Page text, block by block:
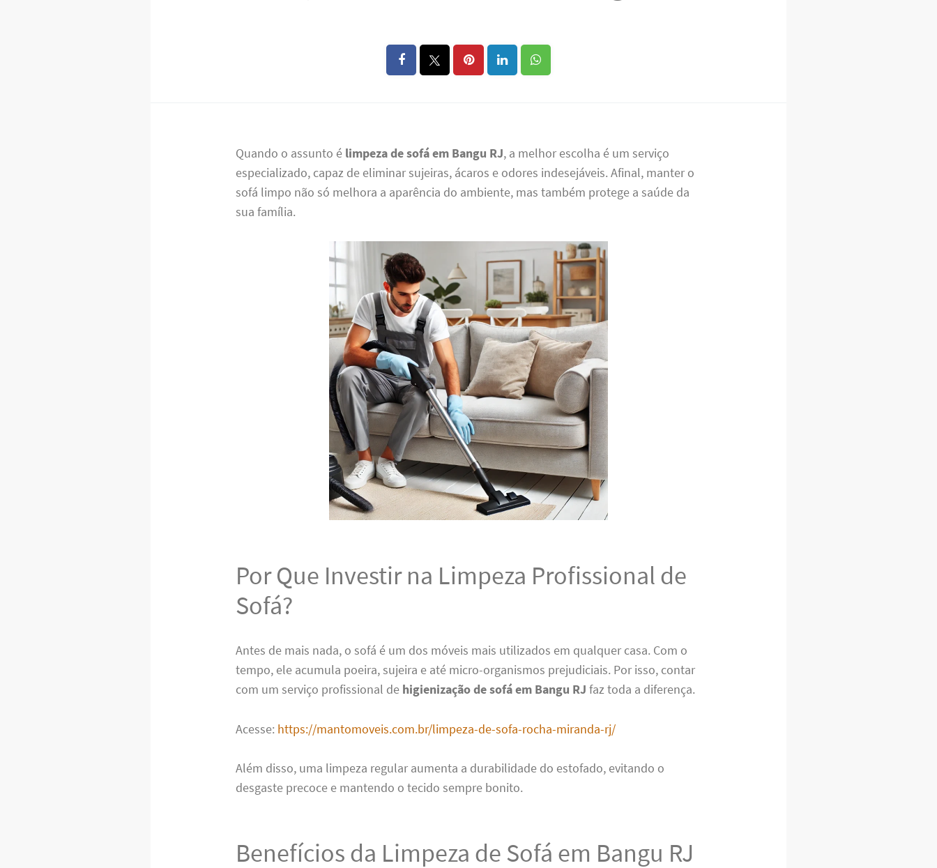
Quando o assunto é limpeza de sofá em Bangu RJ, a melhor escolha é um serviço
especializado, capaz de eliminar sujeiras, ácaros e odores indesejáveis. Afinal, manter o
sofá limpo não só melhora a aparência do ambiente, mas também protege a saúde da
sua família.
Por Que Investir na Limpeza Profissional de
Sofá?
Antes de mais nada, o sofá é um dos móveis mais utilizados em qualquer casa. Com o
tempo, ele acumula poeira, sujeira e até micro-organismos prejudiciais. Por isso, contar
com um serviço profissional de higienização de sofá em Bangu RJ faz toda a diferença.
Acesse: https://mantomoveis.com.br/limpeza-de-sofa-rocha-miranda-rj/
Além disso, uma limpeza regular aumenta a durabilidade do estofado, evitando o
desgaste precoce e mantendo o tecido sempre bonito.
Benefícios da Limpeza de Sofá em Bangu RJ